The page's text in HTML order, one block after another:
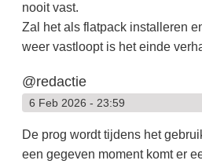
nooit vast.
Zal het als flatpack installeren
weer vastloopt is het einde
@redactie
6 Feb 2026 - 23:59
De prog wordt tijdens het
een gegeven moment komt er